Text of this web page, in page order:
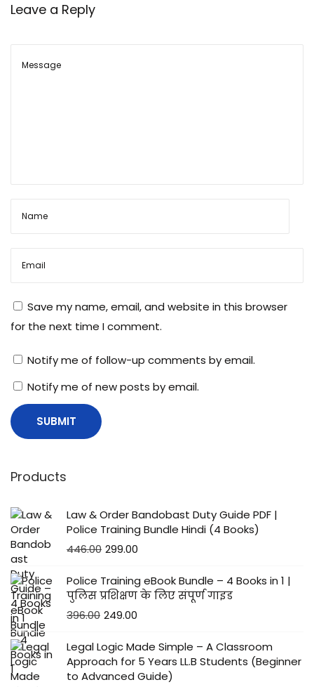
Leave a Reply
Save my name, email, and website in this browser
for the next time I comment.
Notify me of follow-up comments by email.
Notify me of new posts by email.
Products
Law & Order Bandobast Duty Guide PDF |
Police Training Bundle Hindi (4 Books)
446.00 299.00
Police Training eBook Bundle – 4 Books in 1 |
पुलिस प्रशिक्षण के लिए संपूर्ण गाइड
396.00 249.00
Legal Logic Made Simple – A Classroom
Approach for 5 Years LL.B Students (Beginner
to Advanced Guide)